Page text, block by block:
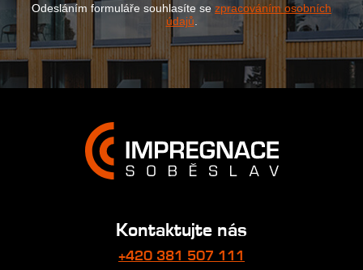
Odesláním formuláře souhlasíte se zpracováním osobních
údajů
Kontaktujte nás
+420 381 507 111